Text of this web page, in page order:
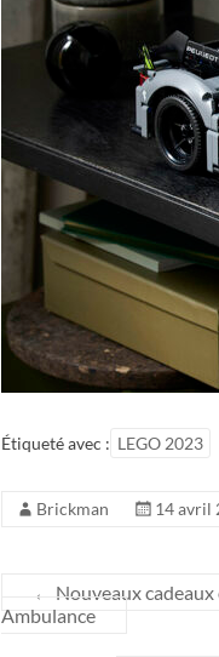
Étiqueté avec : LEGO 2023
Brickman 14 avril
←
Nouveaux
Ambulance